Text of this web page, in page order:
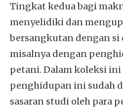
Tingkat kedua bagi
menyelidiki dan
bersangkutan dengan si
misalnya dengan
petani. Dalam koleksi
penghidupan ini sudah
sasaran studi oleh para